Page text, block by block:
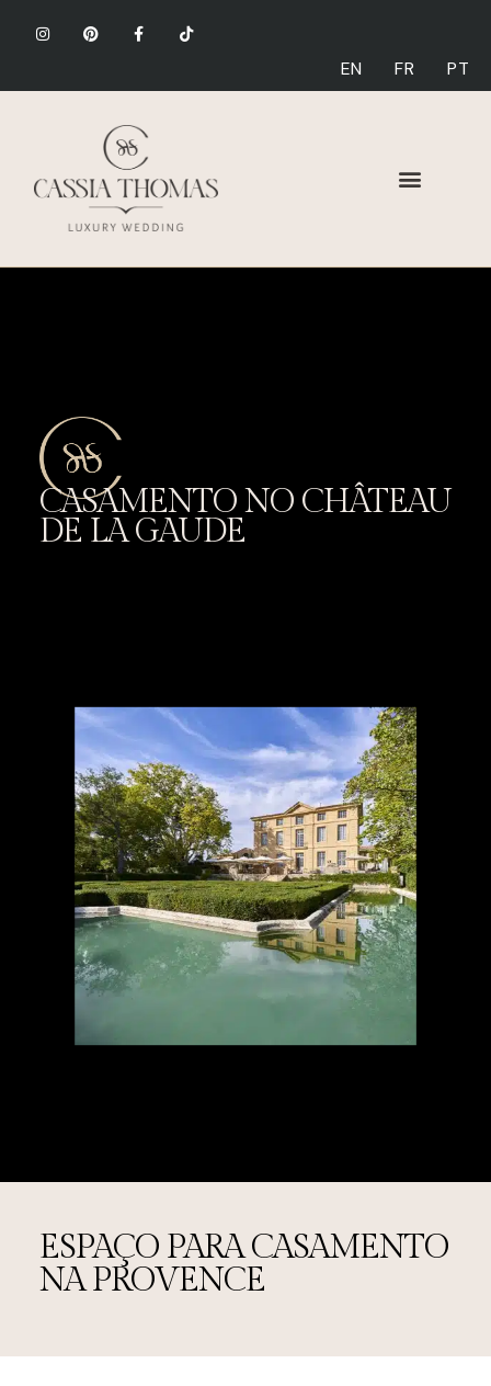
EN FR PT
CASAMENTO NO CHÂTEAU
DE LA GAUDE
ESPAÇO PARA CASAMENTO
NA PROVENCE